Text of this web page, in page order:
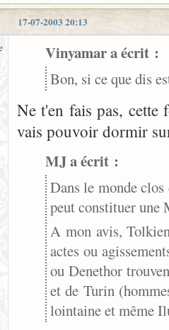
17-07-2003 20:13
Vinyamar a écrit :
Bon, si ce que dis
Ne t'en fais pas, cette
vais pouvoir dormir
MJ a écrit :
Dans le monde
peut constituer
A mon avis,
actes ou
ou Denethor
et de Turin
lointaine et même